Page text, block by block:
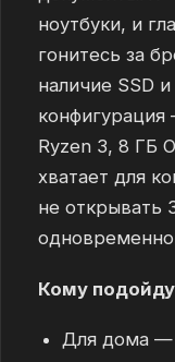
ноутбуки, и
гонитесь за
наличие SSD
Ryzen 3, 8 ГБ
хватает для
не открывать
Кому
Для дома —